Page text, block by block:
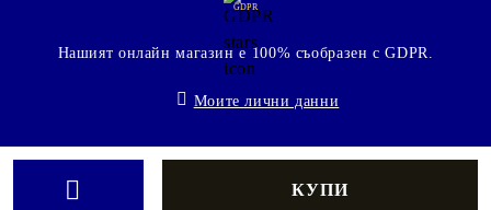
GDPR
Нашият онлайн магазин е 100% съобразен с GDPR.
Моите лични данни